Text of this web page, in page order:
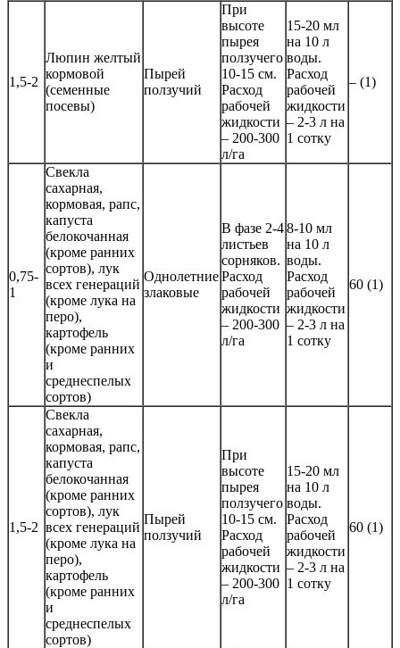
1,5-2
Люпин желтый
кормовой
(семенные
посевы)
Пырей
ползучий
При
высоте
пырея
ползучего
10-15 см.
Расход
рабочей
жидкости
– 200-300
л/га
15-20 мл
на 10 л
воды.
Расход
рабочей
жидкости
– 2-3 л на
1 сотку
– (1)
0,75-
1
Свекла
сахарная,
кормовая, рапс,
капуста
белокочанная
(кроме ранних
сортов), лук
всех генераций
(кроме лука на
перо),
картофель
(кроме ранних
и
среднеспелых
сортов)
Однолетние
злаковые
В фазе 2-4
листьев
сорняков.
Расход
рабочей
жидкости
– 200-300
л/га
8-10 мл
на 10 л
воды.
Расход
рабочей
жидкости
– 2-3 л на
1 сотку
60 (1)
1,5-2
Свекла
сахарная,
кормовая, рапс,
капуста
белокочанная
(кроме ранних
сортов), лук
всех генераций
(кроме лука на
перо),
картофель
(кроме ранних
и
среднеспелых
сортов)
Пырей
ползучий
При
высоте
пырея
ползучего
10-15 см.
Расход
рабочей
жидкости
– 200-300
л/га
15-20 мл
на 10 л
воды.
Расход
рабочей
жидкости
– 2-3 л на
1 сотку
60 (1)